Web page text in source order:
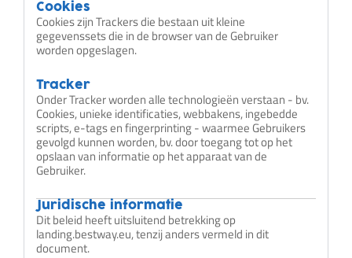
Cookies
Cookies zijn Trackers die bestaan uit kleine
gegevenssets die in de browser van de Gebruiker
worden opgeslagen.
Tracker
Onder Tracker worden alle technologieën verstaan - bv.
Cookies, unieke identificaties, webbakens, ingebedde
scripts, e-tags en fingerprinting - waarmee Gebruikers
gevolgd kunnen worden, bv. door toegang tot op het
opslaan van informatie op het apparaat van de
Gebruiker.
Juridische informatie
Dit beleid heeft uitsluitend betrekking op
landing.bestway.eu, tenzij anders vermeld in dit
document.